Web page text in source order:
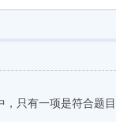
只有一项是符合题